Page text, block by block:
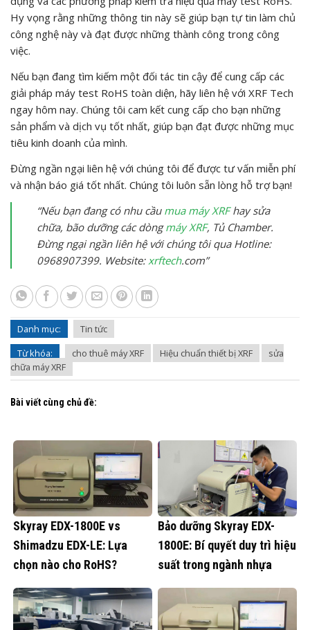
Hy vọng rằng những thông tin này sẽ giúp bạn tự tin làm chủ
công nghệ này và đạt được những thành công trong công
việc.
Nếu bạn đang tìm kiếm một đối tác tin cậy để cung cấp các
giải pháp máy test RoHS toàn diện, hãy liên hệ với XRF Tech
ngay hôm nay. Chúng tôi cam kết cung cấp cho bạn những
sản phẩm và dịch vụ tốt nhất, giúp bạn đạt được những mục
tiêu kinh doanh của mình.
Đừng ngần ngại liên hệ với chúng tôi để được tư vấn miễn phí
và nhận báo giá tốt nhất. Chúng tôi luôn sẵn lòng hỗ trợ bạn!
“Nếu bạn đang có nhu cầu mua máy XRFhay sửa
chữa, bão dưỡng các dòngmáy XRF, Tủ Chamber.
Đừng ngại ngần liên hệ với chúng tôi qua Hotline:
0968907399. Website: xrftech.com”
Danh mục:
Tin tức
Từ khóa:
cho thuê máy XRF Hiệu chuẩn thiết bị XRF
sửa
chữa máy XRF
Bài viết cùng chủ đề:
Skyray EDX-1800E vs
Shimadzu EDX-LE: Lựa
chọn nào cho RoHS?
Bảo dưỡng Skyray EDX-
1800E: Bí quyết duy trì hiệu
suất trong ngành nhựa